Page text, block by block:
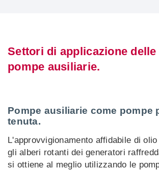
Settori di applicazione
pompe ausiliarie.
Pompe ausiliarie come pompe
tenuta.
L'approvvigionamento affidabile di
gli alberi rotanti dei generatori
si ottiene al meglio utilizzando le